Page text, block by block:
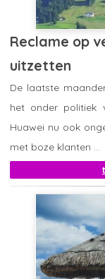
Reclame op
uitzetten
De laatste
het onder politiek
Huawei nu ook
met boze klanten ...